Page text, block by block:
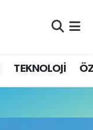
TEKNOLOJİ